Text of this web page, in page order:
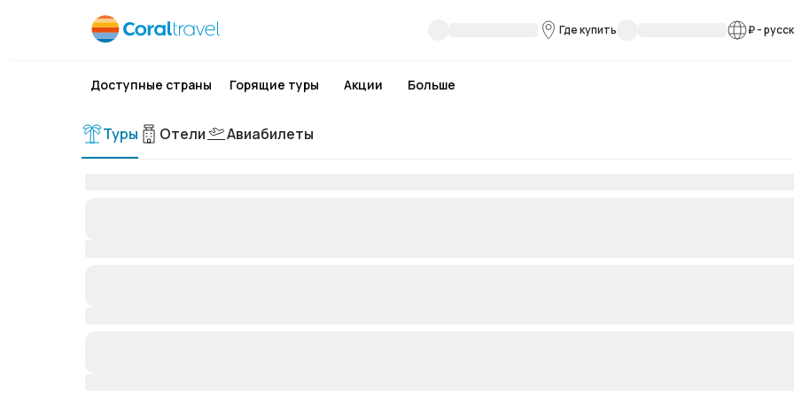
Где купить ₽-
Доступные страны Горящие туры Акции Больше
Туры Отели Авиабилеты